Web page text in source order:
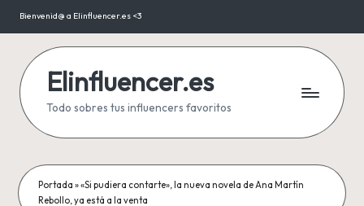
Saltar
contenido
Bienvenid@ a Elinfluencer.es <3
Elinfluencer.es
Todo sobres tus influencers favoritos
Portada »«Si pudiera contarte», la nueva novela de Ana Martín
Rebollo, ya está a la venta